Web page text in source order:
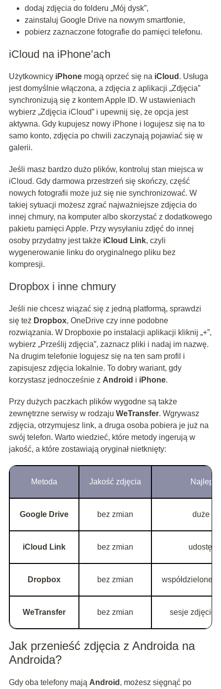
dodaj zdjęcia do folderu „Mój dysk”,
zainstaluj Google Drive na nowym smartfonie,
pobierz zaznaczone fotografie do pamięci telefonu.
iCloud na iPhone’ach
Użytkownicy iPhonemogą oprzeć się na iCloud . Usługa
jest domyślnie włączona, a zdjęcia z aplikacji „Zdjęcia”
synchronizują się z kontem Apple ID. W ustawieniach
wybierz „Zdjęcia iCloud” i upewnij się, że opcja jest
aktywna. Gdy kupujesz nowy iPhone i logujesz się na to
samo konto, zdjęcia po chwili zaczynają pojawiać się w
galerii.
Jeśli masz bardzo dużo plików, kontroluj stan miejsca w
iCloud. Gdy darmowa przestrzeń się skończy, część
nowych fotografii może już się nie synchronizować. W
takiej sytuacji możesz zgrać najważniejsze zdjęcia do
innej chmury, na komputer albo skorzystać z dodatkowego
pakietu pamięci Apple. Przy wysyłaniu zdjęć do innej
osoby przydatny jest także iCloud Link, czyli
wygenerowanie linku do oryginalnego pliku bez
kompresji.
Dropbox i inne chmury
Jeśli nie chcesz wiązać się z jedną platformą, sprawdzi
się też Dropbox, OneDrive czy inne podobne
rozwiązania. W Dropboxie po instalacji aplikacji kliknij „+”,
wybierz „Prześlij zdjęcia”, zaznacz pliki i nadaj im nazwę.
Na drugim telefonie logujesz się na ten sam profil i
zapisujesz zdjęcia lokalnie. To dobry wariant, gdy
korzystasz jednocześnie z Android i iPhone.
Przy dużych paczkach plików wygodne są także
zewnętrzne serwisy w rodzaju WeTransfer. Wgrywasz
zdjęcia, otrzymujesz link, a druga osoba pobiera je już na
swój telefon. Warto wiedzieć, które metody ingerują w
jakość, a które zostawiają oryginał nietknięty:
Metoda Jakość zdjęcia
Google Drive bez zmian duże
iCloud Link bez zmian
Dropbox bez zmian współdzielone
WeTransfer bez zmian sesje
Jak przenieść zdjęcia z Androida na
Androida?
Gdy oba telefony mają Android , możesz sięgnąć po